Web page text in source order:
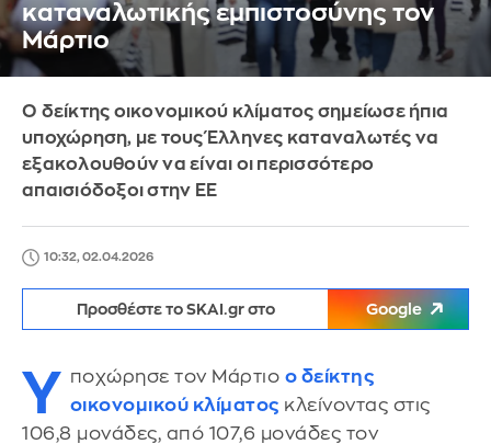
καταναλωτικής εμπιστοσύνης τον
Μάρτιο
Ο δείκτης οικονομικού κλίματος σημείωσε ήπια
υποχώρηση, με τους Έλληνες καταναλωτές να
εξακολουθούν να είναι οι περισσότερο
απαισιόδοξοι στην ΕΕ
10:32, 02.04.2026
Προσθέστε το SKAI.gr στο Google
Υ ποχώρησε τον Μάρτιο ο δείκτης
οικονομικού κλίματος κλείνοντας στις
106,8 μονάδες, από 107,6 μονάδες τον